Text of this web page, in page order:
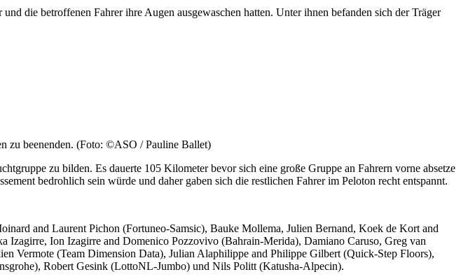
die betroffenen Fahrer ihre Augen ausgewaschen hatten. Unter ihnen befanden sich der Träger
zu beenenden. (Foto: ©ASO / Pauline Ballet)
zu bilden. Es dauerte 105 Kilometer bevor sich eine große Gruppe an Fahrern vorne absetze
bedrohlich sein würde und daher gaben sich die restlichen Fahrer im Peloton recht entspannt.
and Laurent Pichon (Fortuneo-Samsic), Bauke Mollema, Julien Bernand, Koek de Kort and
Izagirre, Ion Izagirre and Domenico Pozzovivo (Bahrain-Merida), Damiano Caruso, Greg van
Vermote (Team Dimension Data), Julian Alaphilippe and Philippe Gilbert (Quick-Step Floors),
Robert Gesink (LottoNL-Jumbo) und Nils Politt (Katusha-Alpecin).